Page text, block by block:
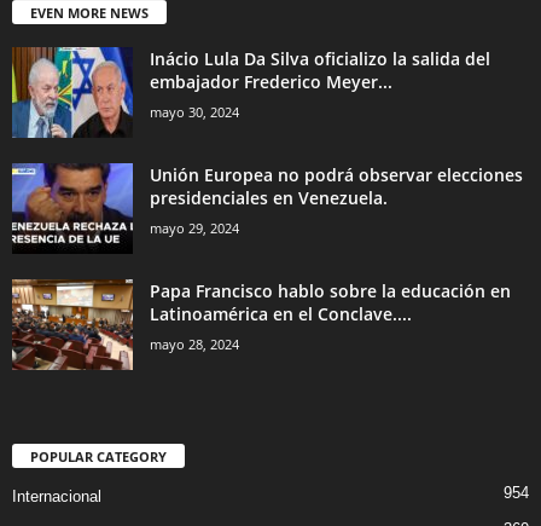
EVEN MORE NEWS
Inácio Lula Da Silva oficializo la salida del
embajador Frederico Meyer...
mayo 30, 2024
Unión Europea no podrá observar elecciones
presidenciales en Venezuela.
mayo 29, 2024
Papa Francisco hablo sobre la educación en
Latinoamérica en el Conclave....
mayo 28, 2024
POPULAR CATEGORY
Internacional 954